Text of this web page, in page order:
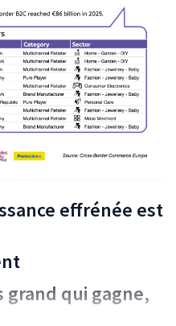
effrénée est
grand qui gagne,